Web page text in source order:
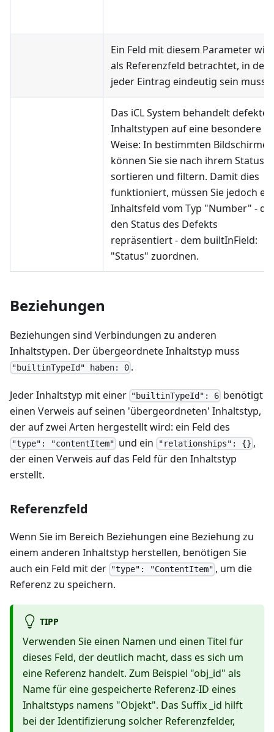
Ein Feld mit diesem Parameter
als Referenzfeld betrachtet, in dem
jeder Eintrag eindeutig sein muss.
Das iCL System behandelt defekte
Inhaltstypen auf eine besondere
Weise: In bestimmten Bildschirmen
können Sie sie nach ihrem Status
sortieren und filtern. Damit dies
funktioniert, müssen Sie jedoch ein
Inhaltsfeld vom Typ "Number" -
den Status des Defekts
repräsentiert - dem builtInField:
"Status" zuordnen.
Beziehungen
Beziehungen sind Verbindungen zu anderen
Inhaltstypen. Der übergeordnete Inhaltstyp muss
"builtinTypeId" haben: 0 .
Jeder Inhaltstyp mit einer "builtinTypeId": 6 benötigt
einen Verweis auf seinen 'übergeordneten' Inhaltstyp,
der auf zwei Arten hergestellt wird: ein Feld des
"type": "contentItem" und ein "relationships": {} ,
der einen Verweis auf das Feld für den Inhaltstyp
erstellt.
Referenzfeld
Wenn Sie im Bereich Beziehungen eine Beziehung zu
einem anderen Inhaltstyp herstellen, benötigen Sie
auch ein Feld mit der "type": "ContentItem" , um die
Referenz zu speichern.
TIPP
Verwenden Sie einen Namen und einen Titel für
dieses Feld, der deutlich macht, dass es sich um
eine Referenz handelt. Zum Beispiel "obj_id" als
Name für eine gespeicherte Referenz-ID eines
Inhaltstyps namens "Objekt". Das Suffix _id hilft
bei der Identifizierung solcher Referenzfelder,